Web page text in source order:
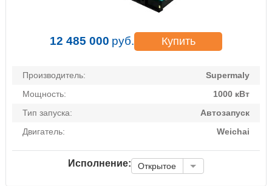
12 485 000 руб. Купить
Производитель:
Supermaly
Мощность:
1000 кВт
Тип запуска:
Автозапуск
Двигатель:
Weichai
Исполнение: Открытое